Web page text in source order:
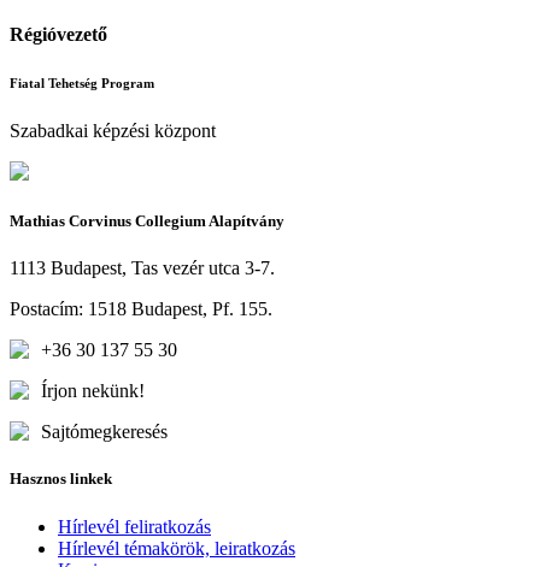
Régióvezető
Fiatal Tehetség Program
Szabadkai képzési központ
Mathias Corvinus Collegium Alapítvány
1113 Budapest, Tas vezér utca 3-7.
Postacím: 1518 Budapest, Pf. 155.
+36 30 137 55 30
Írjon nekünk!
Sajtómegkeresés
Hasznos linkek
Hírlevél feliratkozás
Hírlevél témakörök, leiratkozás